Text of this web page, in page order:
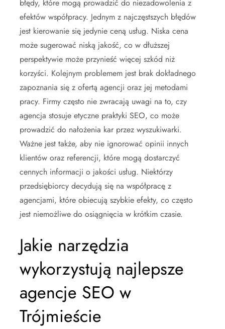
błędy, które mogą prowadzić do niezadowolenia z
efektów współpracy. Jednym z najczęstszych błędów
jest kierowanie się jedynie ceną usług. Niska cena
może sugerować niską jakość, co w dłuższej
perspektywie może przynieść więcej szkód niż
korzyści. Kolejnym problemem jest brak dokładnego
zapoznania się z ofertą agencji oraz jej metodami
pracy. Firmy często nie zwracają uwagi na to, czy
agencja stosuje etyczne praktyki SEO, co może
prowadzić do nałożenia kar przez wyszukiwarki.
Ważne jest także, aby nie ignorować opinii innych
klientów oraz referencji, które mogą dostarczyć
cennych informacji o jakości usług. Niektórzy
przedsiębiorcy decydują się na współpracę z
agencjami, które obiecują szybkie efekty, co często
jest niemożliwe do osiągnięcia w krótkim czasie.
Jakie narzędzia
wykorzystują najlepsze
agencje SEO w
Trójmieście